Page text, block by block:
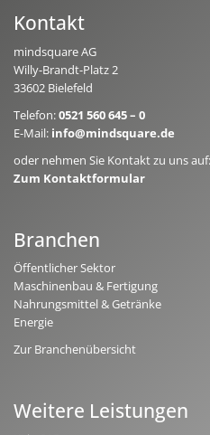
Kontakt
mindsquare AG
Willy-Brandt-Platz 2
33602 Bielefeld
Telefon:0521 560 645 – 0
E-Mail: info@mindsquare.de
oder nehmen Sie Kontakt zu uns auf:
Zum Kontaktformular
Branchen
Öffentlicher Sektor
Maschinenbau & Fertigung
Nahrungsmittel & Getränke
Energie
Zur Branchenübersicht
Weitere Leistungen